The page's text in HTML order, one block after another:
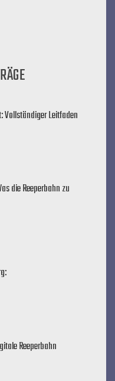
Vollständiger Leitfaden
die Reeperbahn zu
Reeperbahn